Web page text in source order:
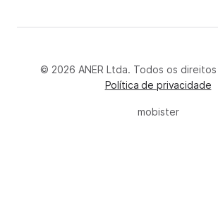
© 2026 ANER Ltda. Todos os
Política de privacidade
mobister